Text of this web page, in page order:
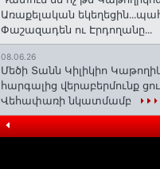
Առաքելական
Փաշազադեն ու Էրդողանը․․․
08.06.26
Մեծի Տանն Կիլիկիո
հարգալից վերաբերմունք
Վեհափառի նկատմամբ